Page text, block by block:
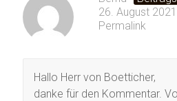
26. August
Permalink
Hallo Herr von Boetticher,
danke für den Kommentar.